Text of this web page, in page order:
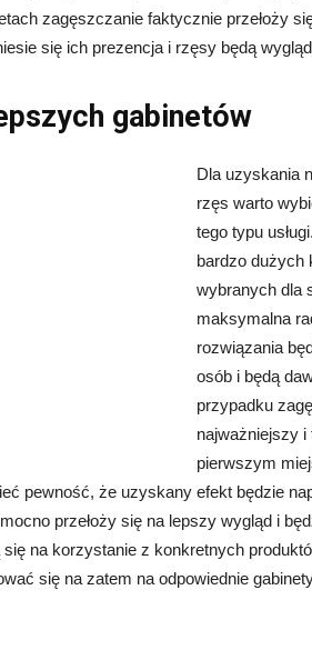
zagęszczanie faktycznie przełoży
się ich prezencja i rzęsy będą
gabinetów
Dla uzyskania
rzęs warto
tego typu
bardzo dużych
wybranych dla
maksymalna
rozwiązania
osób i będą
przypadku
najważniejszy i
pierwszym
pewność, że uzyskany efekt będzie
przełoży się na lepszy wygląd i
na korzystanie z konkretnych
się na zatem na odpowiednie